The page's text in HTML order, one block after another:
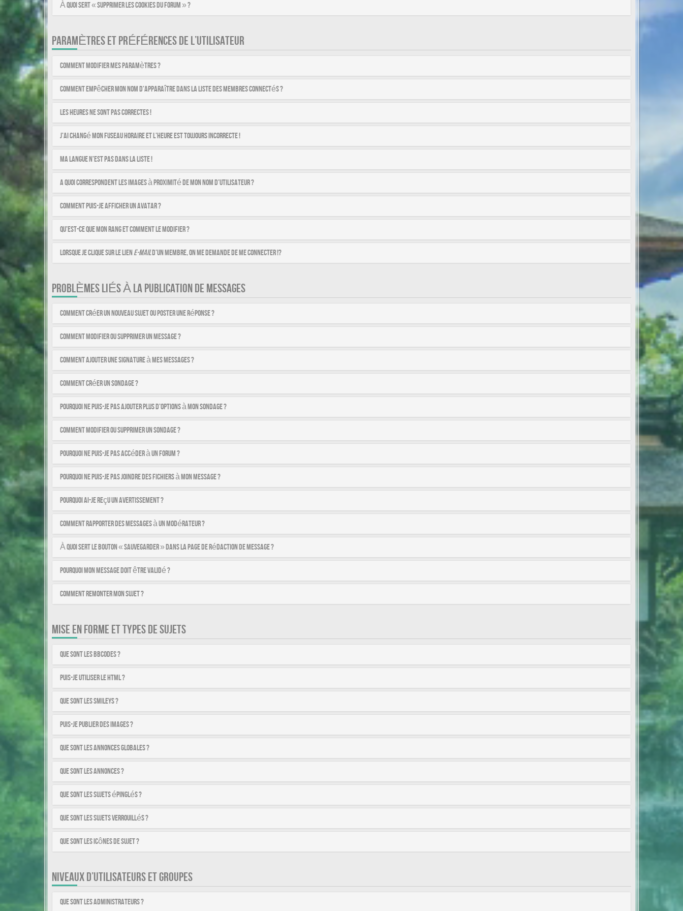
À quoi sert « Supprimer les cookies du forum » ?
PARAMÈTRES ET PRÉFÉRENCES DE L’UTILISATEUR
Comment modifier mes paramètres ?
Comment empêcher mon nom d’apparaître dans la liste des membres connectés ?
Les heures ne sont pas correctes !
J’ai changé mon fuseau horaire et l’heure est toujours incorrecte !
Ma langue n’est pas dans la liste !
A quoi correspondent les images à proximité de mon nom d’utilisateur ?
Comment puis-je afficher un avatar ?
Qu’est-ce que mon rang et comment le modifier ?
Lorsque je clique sur le liene-maild’un membre, on me demande de me connecter !?
PROBLÈMES LIÉS À LA PUBLICATION DE MESSAGES
Comment créer un nouveau sujet ou poster une réponse ?
Comment modifier ou supprimer un message ?
Comment ajouter une signature à mes messages ?
Comment créer un sondage ?
Pourquoi ne puis-je pas ajouter plus d’options à mon sondage ?
Comment modifier ou supprimer un sondage ?
Pourquoi ne puis-je pas accéder à un forum ?
Pourquoi ne puis-je pas joindre des fichiers à mon message ?
Pourquoi ai-je reçu un avertissement ?
Comment rapporter des messages à un modérateur ?
À quoi sert le bouton « Sauvegarder » dans la page de rédaction de message ?
Pourquoi mon message doit être validé ?
Comment remonter mon sujet ?
MISE EN FORME ET TYPES DE SUJETS
Que sont les BBCodes ?
Puis-je utiliser le HTML ?
Que sont les smileys ?
Puis-je publier des images ?
Que sont les annonces globales ?
Que sont les annonces ?
Que sont les sujets épinglés ?
Que sont les sujets verrouillés ?
Que sont les icônes de sujet ?
NIVEAUX D’UTILISATEURS ET GROUPES
Que sont les administrateurs ?